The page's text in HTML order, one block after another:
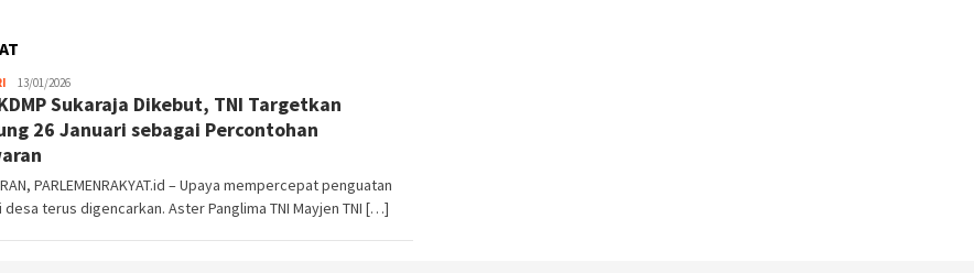
Parlemen
Rakyat
13/01/2026
Sukaraja Dikebut, TNI Targetkan
26 Januari sebagai Percontohan
PARLEMENRAKYAT.id – Upaya mempercepat penguatan
terus digencarkan. Aster Panglima TNI Mayjen TNI […]